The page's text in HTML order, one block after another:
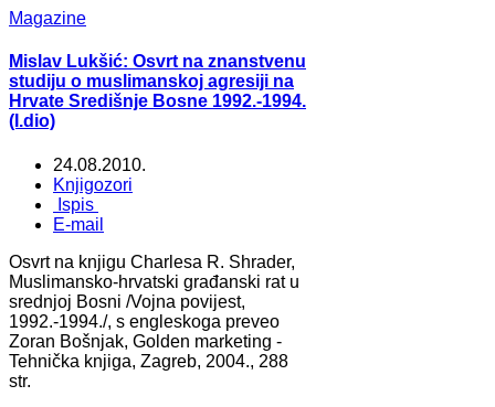
Magazine
Mislav Lukšić: Osvrt na znanstvenu
studiju o muslimanskoj agresiji na
Hrvate Središnje Bosne 1992.-1994.
(I.dio)
24.08.2010.
Knjigozori
Ispis
E-mail
Osvrt na knjigu Charlesa R. Shrader,
Muslimansko-hrvatski građanski rat u
srednjoj Bosni /Vojna povijest,
1992.-1994./, s engleskoga preveo
Zoran Bošnjak, Golden marketing -
Tehnička knjiga, Zagreb, 2004., 288
str.